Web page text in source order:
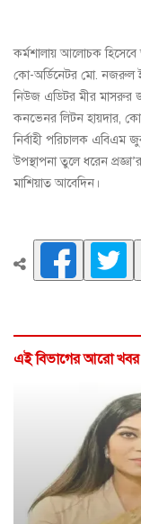
কর্মশালায় আলোচক হিসেবে
কো-অর্ডিনেটর মো. নজরুল
নিউজ এডিটর মীর মাসরুর
কনভেনর লিটন হায়দার,
নির্বাহী পরিচালক এবিএম
উপস্থাপনা তুলে ধরেন
মাশিয়াত আবেদিন।
এই বিভাগের আরো খবর